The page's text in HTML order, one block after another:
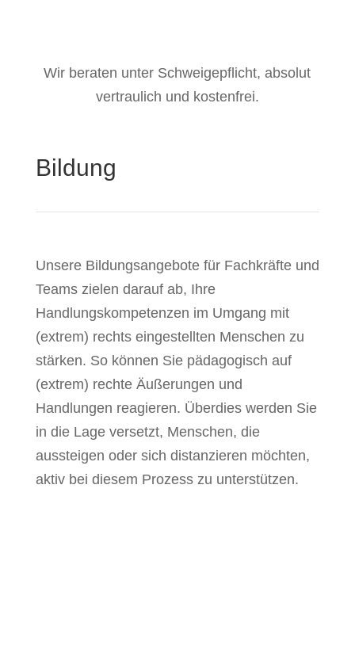
Wir beraten unter Schweigepflicht, absolut
vertraulich und kostenfrei.
Bildung
Unsere Bildungsangebote für Fachkräfte und
Teams zielen darauf ab, Ihre
Handlungskompetenzen im Umgang mit
(extrem) rechts eingestellten Menschen zu
stärken. So können Sie pädagogisch auf
(extrem) rechte Äußerungen und
Handlungen reagieren. Überdies werden Sie
in die Lage versetzt, Menschen, die
aussteigen oder sich distanzieren möchten,
aktiv bei diesem Prozess zu unterstützen.